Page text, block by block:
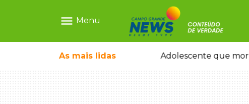
menu Menu
As mais lidas
ganhar dia oficial em MS Adolescente que